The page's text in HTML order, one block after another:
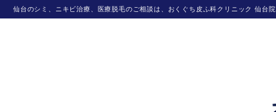
仙台のシミ、ニキビ治療、医療脱毛のご相談は、おくぐち皮ふ科クリニック 仙台院